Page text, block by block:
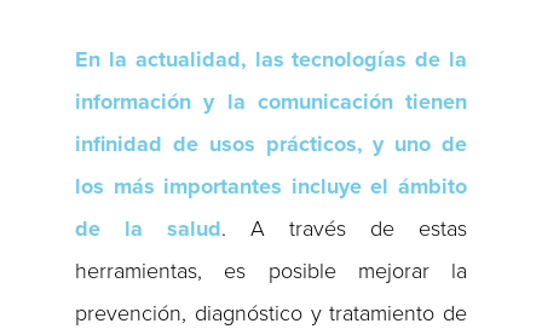
En la actualidad, las tecnologías de la
información y la comunicación tienen
infinidad de usos prácticos, y uno de
los más importantes incluye el ámbito
de la salud. A través de estas
herramientas, es posible mejorar la
prevención, diagnóstico y tratamiento de